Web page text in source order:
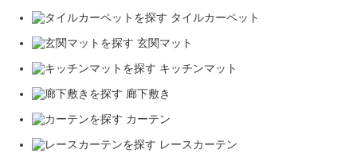
タイルカーペット
玄関マット
キッチンマット
廊下敷き
カーテン
レースカーテン